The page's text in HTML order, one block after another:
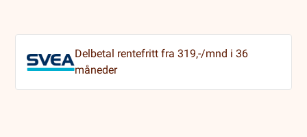
Delbetal rentefritt fra 319,-/mnd i 36
måneder